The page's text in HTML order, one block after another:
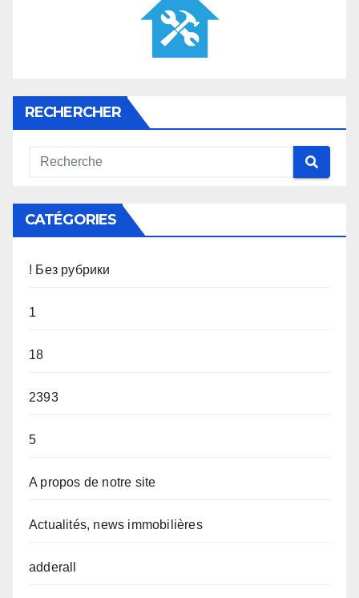
RECHERCHER
CATÉGORIES
! Без рубрики
1
18
2393
5
A propos de notre site
Actualités, news immobilières
adderall